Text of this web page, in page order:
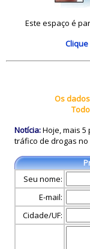
Este espaço é
Os
Notícia:Hoje, mais
tráfico de drogas no
Seu nome:
E-mail:
Cidade/UF: